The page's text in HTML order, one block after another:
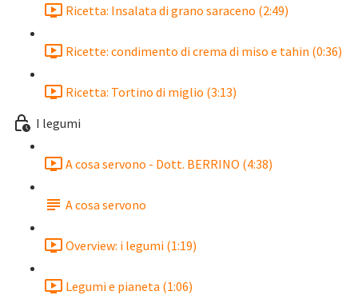
Ricetta: Insalata di grano saraceno (2:49)
Ricette: condimento di crema di miso e tahin (0:36)
Ricetta: Tortino di miglio (3:13)
I legumi
A cosa servono - Dott. BERRINO (4:38)
A cosa servono
Overview: i legumi (1:19)
Legumi e pianeta (1:06)